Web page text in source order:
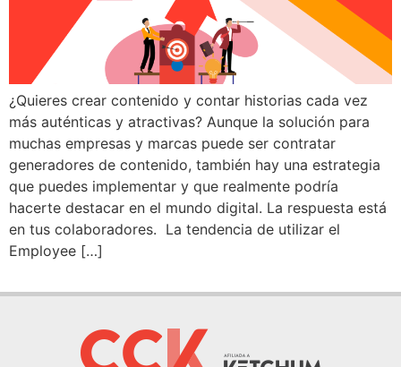
¿Quieres crear contenido y contar historias cada vez
más auténticas y atractivas? Aunque la solución para
muchas empresas y marcas puede ser contratar
generadores de contenido, también hay una estrategia
que puedes implementar y que realmente podría
hacerte destacar en el mundo digital. La respuesta está
en tus colaboradores. La tendencia de utilizar el
Employee […]